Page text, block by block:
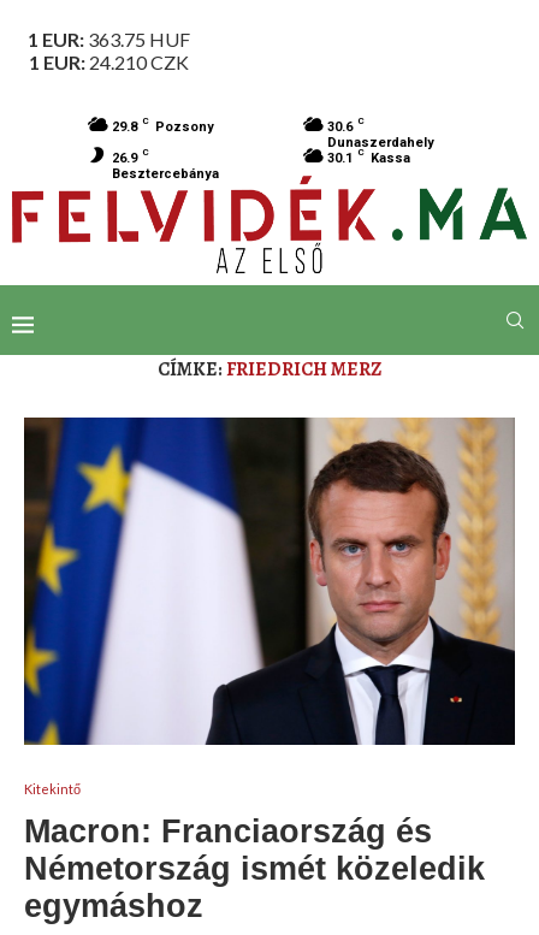
1 EUR: 363.75 HUF
1 EUR: 24.210CZK
29.8 C Pozsony 30.6 C
Dunaszerdahely
26.9 C
Besztercebánya
30.1 C Kassa
CÍMKE:FRIEDRICH MERZ
Kitekintő
Macron: Franciaország és
Németország ismét közeledik
egymáshoz